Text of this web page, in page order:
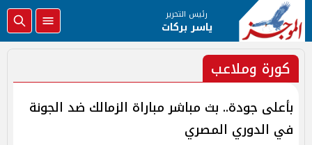
رئيس التحرير
ياسر بركات
كورة وملاعب
بأعلى جودة.. بث مباشر مباراة الزمالك ضد الجونة
في الدوري المصري